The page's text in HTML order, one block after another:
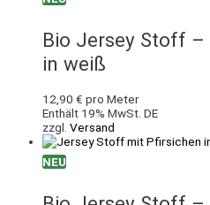
Bio Jersey Stoff
in weiß
12,90 € pro Meter
Enthält 19% MwSt. DE
zzgl. Versand
NEU